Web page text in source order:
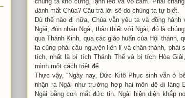
đánh mất Chúa? Câu trả lời sẽ do chúng ta tự biết.
Dù thế nào đi nữa, Chúa vẫn yêu ta và đồng
Ngài, đón nhận Ngài, thân thiết với Ngài, đó là
qua Thánh Kinh, qua các giáo huấn của Hội thánh,
ta cũng phải cầu nguyện liên lỉ và chân thành, phải
tích, nhất là bí tích Thánh Thể và bí tích Hòa
mình một cách triệt để.
Thực vậy, “Ngày nay, Đức Kitô Phục sinh vẫn ở
nhận ra Ngài như trường hợp hai môn đệ đi làng
Ngài bằng con mắt đức tin. Ngài hiện diện khắp